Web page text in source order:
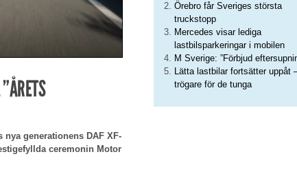
generationens DAF XF-
ceremonin Motor
Örebro får Sveriges största
truckstopp
Mercedes visar lediga
lastbilsparkeringar i mobilen
M Sverige: ”Förbjud
Lätta lastbilar fortsätter uppåt
trögare för de tunga